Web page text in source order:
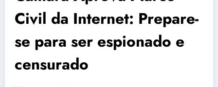
Civil da Internet: Prepare-
se para ser espionado e
censurado